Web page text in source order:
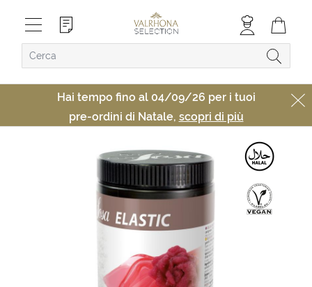
Hai tempo fino al 04/09/26 per i tuoi
pre-ordini di Natale, scopri di più